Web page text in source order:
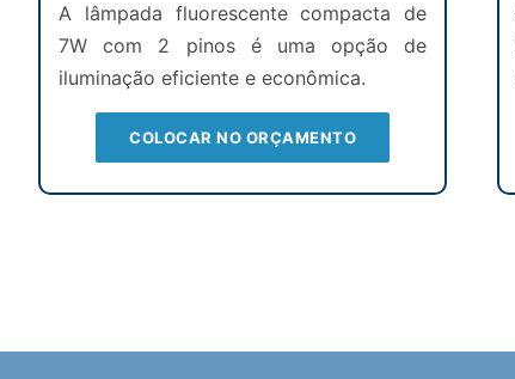
A lâmpada fluorescente compacta de
7W com 2 pinos é uma opção de
iluminação eficiente e econômica.
COLOCAR NO ORÇAMENTO